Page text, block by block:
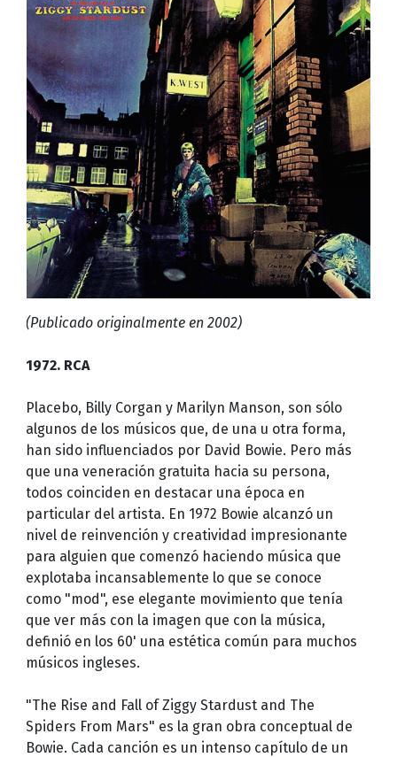
(Publicado originalmente en 2002)
1972. RCA
Placebo, Billy Corgan y Marilyn Manson, son sólo
algunos de los músicos que, de una u otra forma,
han sido influenciados por David Bowie. Pero más
que una veneración gratuita hacia su persona,
todos coinciden en destacar una época en
particular del artista. En 1972 Bowie alcanzó un
nivel de reinvención y creatividad impresionante
para alguien que comenzó haciendo música que
explotaba incansablemente lo que se conoce
como "mod", ese elegante movimiento que tenía
que ver más con la imagen que con la música,
definió en los 60' una estética común para muchos
músicos ingleses.
"The Rise and Fall of Ziggy Stardust and The
Spiders From Mars" es la gran obra conceptual de
Bowie. Cada canción es un intenso capítulo de un